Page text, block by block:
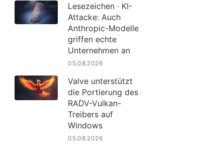
Lesezeichen · KI-
Attacke: Auch
Anthropic-Modelle
griffen echte
Unternehmen an
05.08.2026
Valve unterstützt
die Portierung des
RADV-Vulkan-
Treibers auf
Windows
05.08.2026